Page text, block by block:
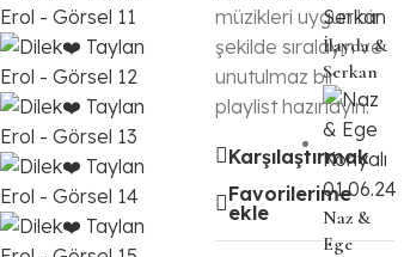
müzikleri uygun bir
şekilde sıralayın ve
unutulmaz bir
playlist hazırlayın.
Karşılaştırmak
Favorilerime
ekle
İlayda &
Serkan
Naz &
Ege